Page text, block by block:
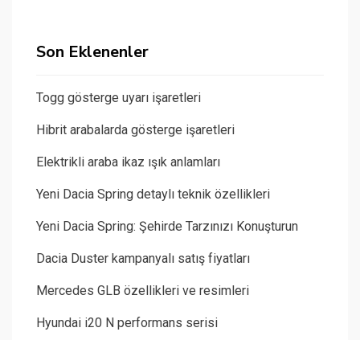
Son Eklenenler
Togg gösterge uyarı işaretleri
Hibrit arabalarda gösterge işaretleri
Elektrikli araba ikaz ışık anlamları
Yeni Dacia Spring detaylı teknik özellikleri
Yeni Dacia Spring: Şehirde Tarzınızı Konuşturun
Dacia Duster kampanyalı satış fiyatları
Mercedes GLB özellikleri ve resimleri
Hyundai i20 N performans serisi